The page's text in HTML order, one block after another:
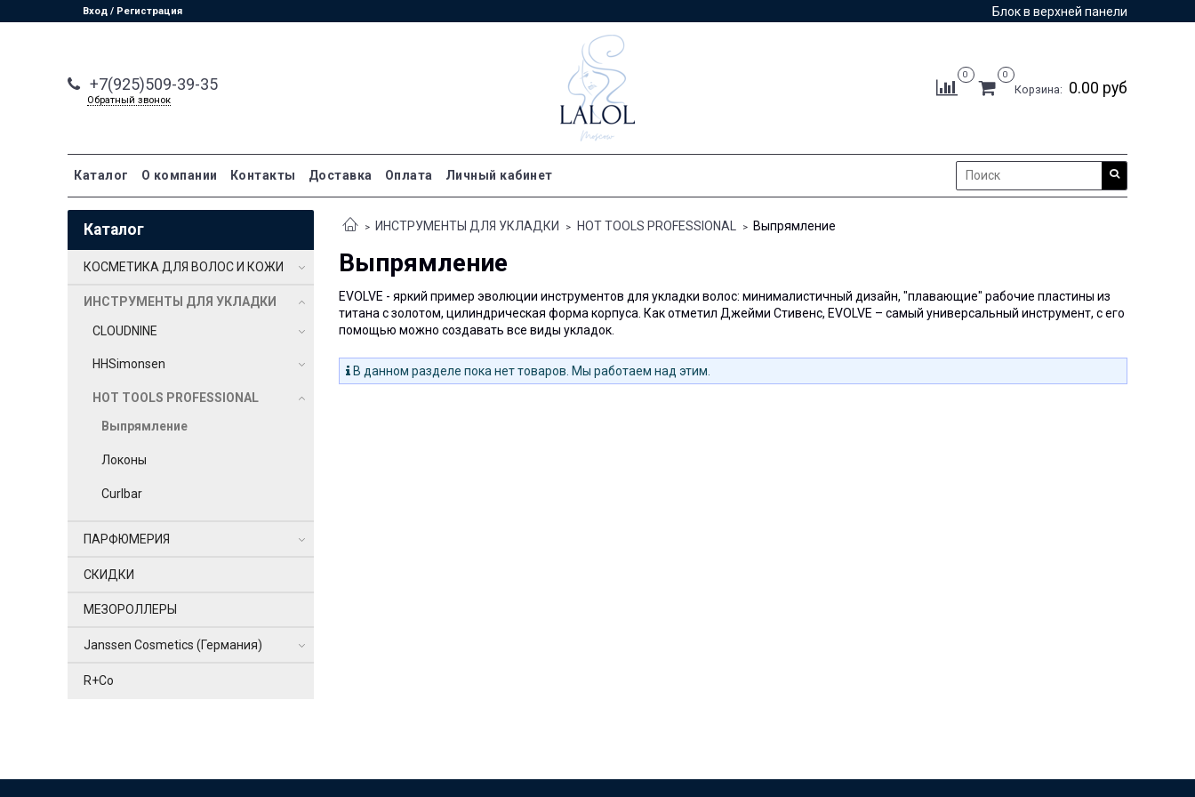
Вход / Регистрация Блок в верхней панели
+7(925)509-39-35
Обратный звонок
0 0
Корзина: 0.00 руб
Каталог О компании Контакты Доставка Оплата Личный кабинет
ИНСТРУМЕНТЫ ДЛЯ УКЛАДКИ HOT TOOLS PROFESSIONAL Выпрямление
Выпрямление
EVOLVE - яркий пример эволюции инструментов для укладки волос: минималистичный дизайн, "плавающие" рабочие пластины из
титана с золотом, цилиндрическая форма корпуса. Как отметил Джейми Стивенс, EVOLVE – самый универсальный инструмент, с его
помощью можно создавать все виды укладок.
В данном разделе пока нет товаров. Мы работаем над этим.
Каталог
КОСМЕТИКА ДЛЯ ВОЛОС И КОЖИ
ИНСТРУМЕНТЫ ДЛЯ УКЛАДКИ
CLOUDNINE
HHSimonsen
HOT TOOLS PROFESSIONAL
Выпрямление
Локоны
Curlbar
ПАРФЮМЕРИЯ
СКИДКИ
МЕЗОРОЛЛЕРЫ
Janssen Cosmetics (Германия)
R+Co